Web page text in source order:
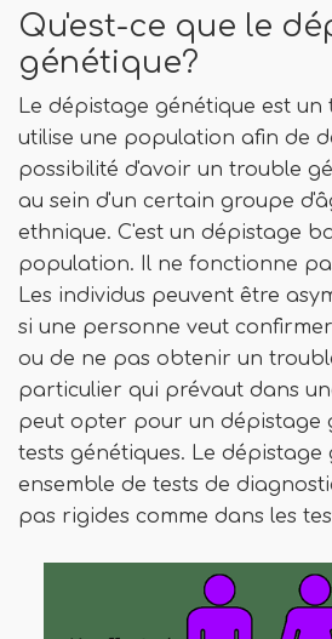
Qu'est-ce que le
génétique?
Le dépistage génétique est un
utilise une population afin de
possibilité d'avoir un trouble
au sein d'un certain groupe
ethnique. C'est un dépistage
population. Il ne fonctionne
Les individus peuvent être
si une personne veut
ou de ne pas obtenir un
particulier qui prévaut dans
peut opter pour un dépistage
tests génétiques. Le dépistage
ensemble de tests de
pas rigides comme dans les